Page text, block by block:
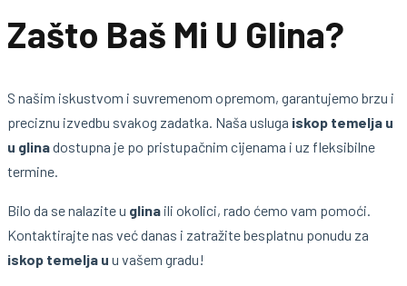
Zašto Baš Mi U Glina?
S našim iskustvom i suvremenom opremom, garantujemo brzu i
preciznu izvedbu svakog zadatka. Naša usluga iskop temelja u
u glinadostupna je po pristupačnim cijenama i uz fleksibilne
termine.
Bilo da se nalazite u glina ili okolici, rado ćemo vam pomoći.
Kontaktirajte nas već danas i zatražite besplatnu ponudu za
iskop temelja u u vašem gradu!